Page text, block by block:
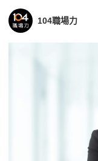
104職場力